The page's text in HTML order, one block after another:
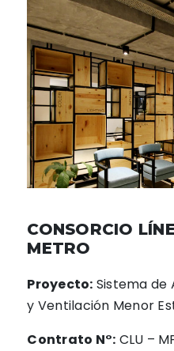
CONSORCIO
METRO
Proyecto: Sistema de
y Ventilación Menor
Contrato N°: CLU –